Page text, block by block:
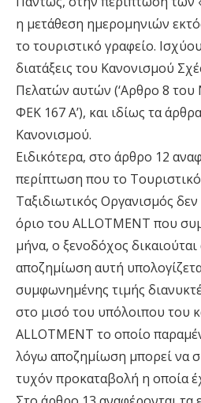
η µετάθεση ηµεροµηνιών
το τουριστικό γραφείο.
διατάξεις του Κανονισµού
Πελατών αυτών (‘Αρθρο 8 του
ΦEK 167 A’), και ιδίως τα
Κανονισµού.
Ειδικότερα, στο άρθρο 12
περίπτωση που το
Ταξιδιωτικός Οργανισµός
όριο του ALLOTMENT που
µήνα, ο ξενοδόχος
αποζηµίωση αυτή
συµφωνηµένης τιµής
στο µισό του υπόλοιπου του
ALLOTMENT το οποίο
λόγω αποζηµίωση µπορεί να
τυχόν προκαταβολή η οποία